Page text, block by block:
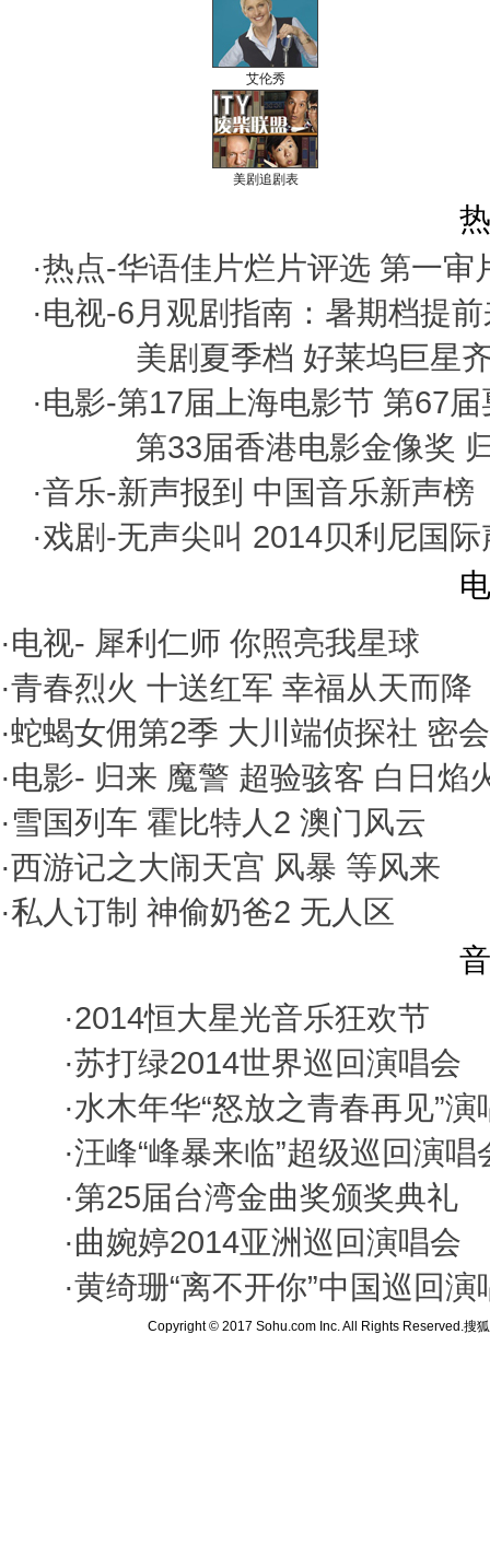
艾伦秀
美剧追剧表
·热点-华语佳片烂片评选 第一审
·电视-6月观剧指南：暑期档提
美剧夏季档 好莱坞巨星
·电影-第17届上海电影节 第67
第33届香港电影金像奖
·音乐-新声报到 中国音乐新声榜
·戏剧-无声尖叫 2014贝利尼国
·电视- 犀利仁师 你照亮我星球
·青春烈火 十送红军 幸福从天而降
·蛇蝎女佣第2季 大川端侦探社 密会
·电影- 归来 魔警 超验骇客 白日焰
·雪国列车 霍比特人2 澳门风云
·西游记之大闹天宫 风暴 等风来
·私人订制 神偷奶爸2 无人区
·2014恒大星光音乐狂欢节
·苏打绿2014世界巡回演唱会
·水木年华“怒放之青春再见”演
·汪峰“峰暴来临”超级巡回演唱
·第25届台湾金曲奖颁奖典礼
·曲婉婷2014亚洲巡回演唱会
·黄绮珊“离不开你”中国巡回演
Copyright © 2017 Sohu.com Inc. All Rights Reserved.搜